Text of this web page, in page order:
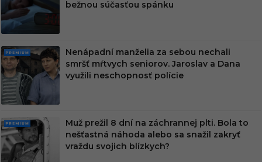
M
bežnou súčasťou spánku
PRE
MIU
M
Nenápadní manželia za sebou nechali
smršť mŕtvych seniorov. Jaroslav a Dana
využili neschopnosť polície
PRE
MIU
M
Muž prežil 8 dní na záchrannej plti. Bola to
nešťastná náhoda alebo sa snažil zakryť
vraždu svojich blízkych?